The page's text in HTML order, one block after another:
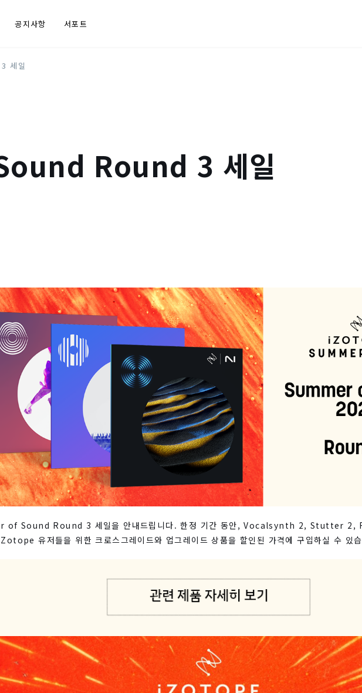
공지사항 서포트
세일
Round 3 세일
of Sound Round 3 세일을 안내드립니다. 한정 기간 동안, Vocalsynth 2, Stutter 2,
유저들을 위한 크로스그레이드와 업그레이드 상품을 할인된 가격에 구입하실 수 있